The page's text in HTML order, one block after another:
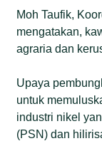
Moh Taufik,
mengatakan,
agraria dan
Upaya
untuk
industri nikel
(PSN) dan